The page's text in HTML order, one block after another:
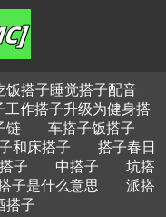
饭搭子睡觉搭子配音
工作搭子升级为健身搭
链
车搭子饭搭子
和床搭子
搭子春日
子 中搭子
坑搭
子是什么意思
派搭
搭子